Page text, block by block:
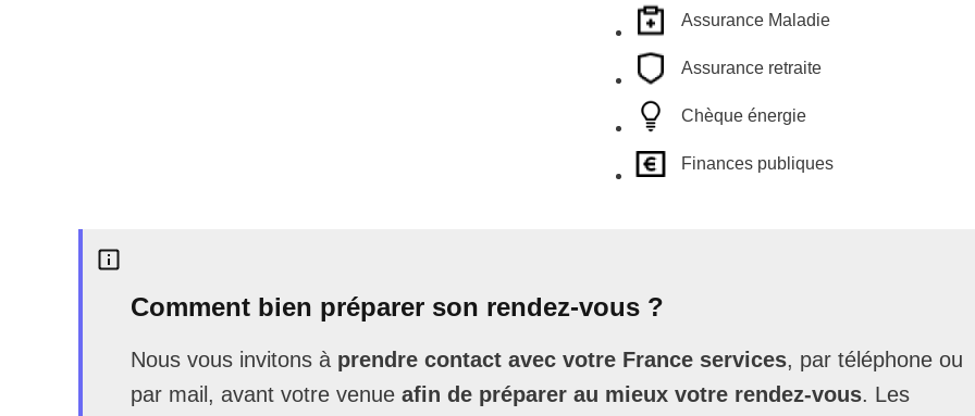
Assurance Maladie
Assurance retraite
Chèque énergie
Finances publiques
Comment bien préparer son rendez-vous ?
Nous vous invitons à prendre contact avec votre France services, par téléphone ou
par mail, avant votre venue afin de préparer au mieux votre rendez-vous. Les